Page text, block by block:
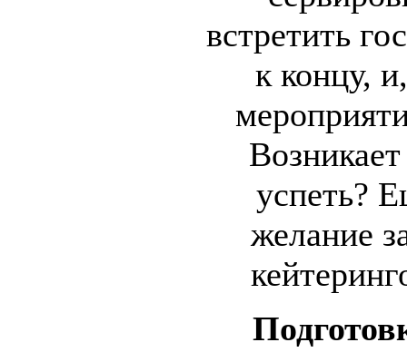
встретить
к концу,
успеть?
желание